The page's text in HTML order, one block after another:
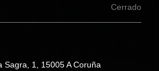
Cerrado
Sagra, 1, 15005 A Coruña